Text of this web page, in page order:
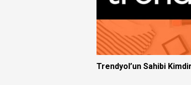
Trendyol’un Sahibi